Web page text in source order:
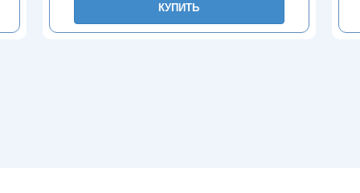
КУПИТЬ